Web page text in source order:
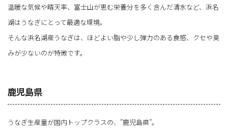
温暖な気候や晴天率、富士山が恵む栄養分を多く含んだ清水など、浜名
湖はうなぎにとって最適な環境。
そんな浜名湖産うなぎは、ほどよい脂や少し弾力のある食感、クセや臭
みが少ないのが特徴です。
鹿児島県
うなぎ生産量が国内トップクラスの、”鹿児島県”。